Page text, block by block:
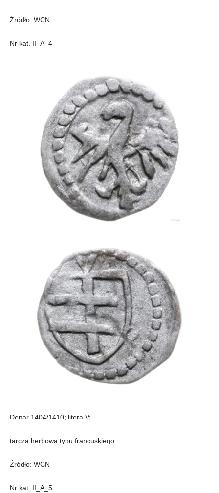
Źródło: WCN
Nr kat. II_A_4
Denar 1404/1410; litera V;
tarcza herbowa typu francuskiego
Źródło: WCN
Nr kat. II_A_5